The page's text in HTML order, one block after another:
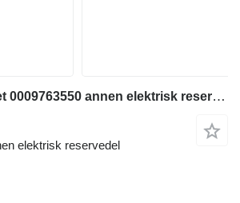
Contactor complet 0009763550 annen elektrisk reservedel for Linde dieseldrevet gaffeltruck
elektrisk reservedel